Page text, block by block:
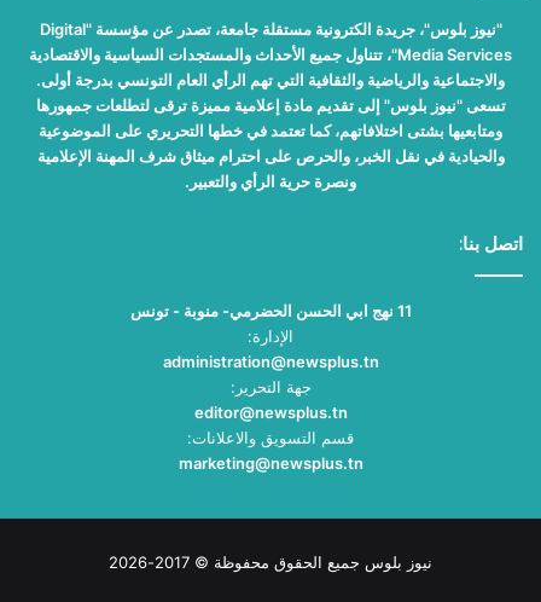
"نيوز بلوس"، جريدة الكترونية مستقلة جامعة، تصدر عن مؤسسة "Digital
Media Services"، تتناول جميع الأحداث والمستجدات السياسية والاقتصادية
والاجتماعية والرياضية والثقافية التي تهم الرأي العام التونسي بدرجة أولى.
تسعى "نيوز بلوس" إلى تقديم مادة إعلامية مميزة ترقى لتطلعات جمهورها
ومتابعيها بشتى اختلافاتهم، كما تعتمد في خطها التحريري على الموضوعية
والحيادية في نقل الخبر، والحرص على احترام ميثاق شرف المهنة الإعلامية
ونصرة حرية الرأي والتعبير.
اتصل بنا:
11 نهج ابي الحسن الحضرمي- منوبة - تونس
الإدارة:
administration@newsplus.tn
جهة التحرير:
editor@newsplus.tn
قسم التسويق والاعلانات:
marketing@newsplus.tn
نيوز بلوس جميع الحقوق محفوظة © 2017-2026